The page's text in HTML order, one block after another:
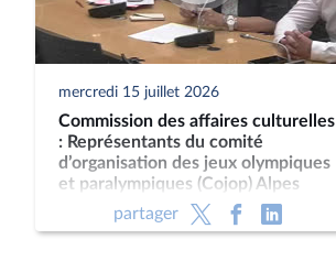
mercredi 15 juillet 2026
Commission des affaires culturelles
: Représentants du comité
d’organisation des jeux olympiques
et paralympiques (Cojop) Alpes
françaises 2030
partager